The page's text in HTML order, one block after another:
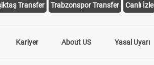
Transfer Trabzonspor Transfer Canlı İzle
Kariyer About US Yasal Uyarı